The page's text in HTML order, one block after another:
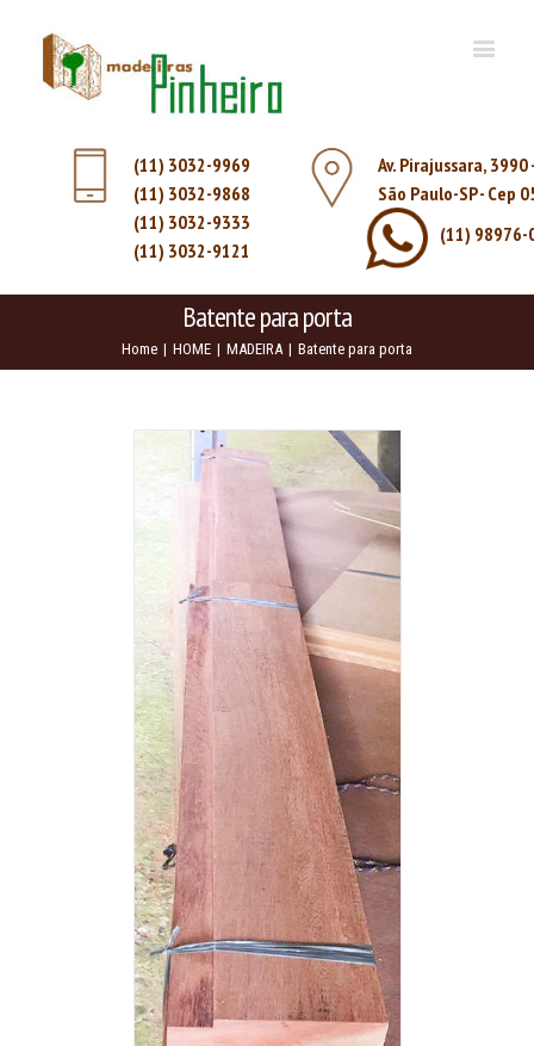
(11) 3032-9969
(11) 3032-9868
(11) 3032-9333
(11) 3032-9121
Av. Pirajussara,
São Paulo-SP - Cep
(11) 98976-
Batente para porta
Home | HOME | MADEIRA | Batente para porta